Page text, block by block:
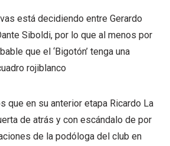
está decidiendo entre Gerardo
Siboldi, por lo que al menos por
que el ‘Bigotón’ tenga una
rojiblanco
que en su anterior etapa Ricardo La
de atrás y con escándalo de por
de la podóloga del club en